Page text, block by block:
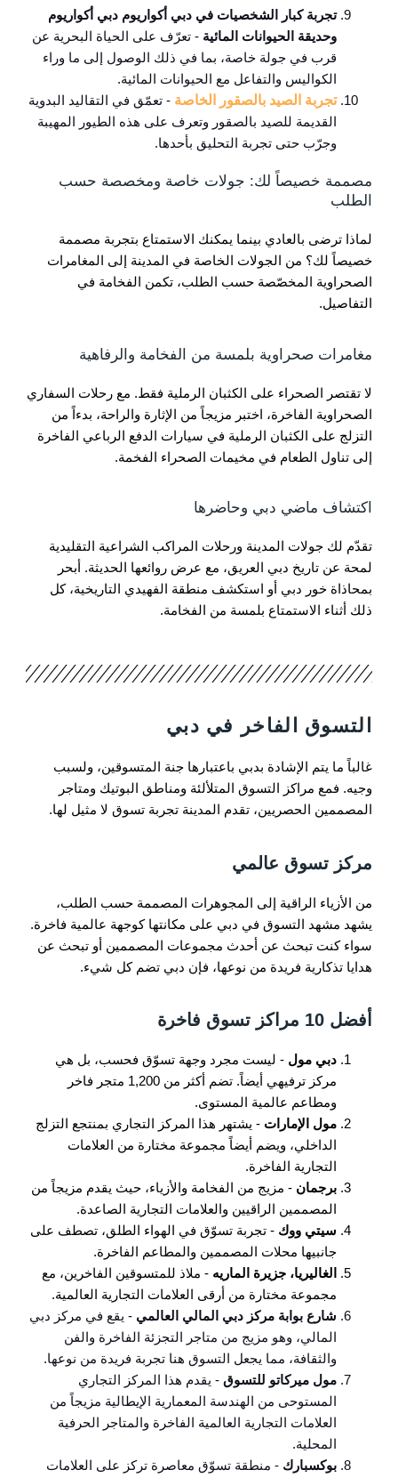
تجربة كبار الشخصيات في دبي أكواريوم دبي أكواريوم
وحديقة الحيوانات المائية - تعرّف على الحياة البحرية عن
قرب في جولة خاصة، بما في ذلك الوصول إلى ما وراء
الكواليس والتفاعل مع الحيوانات المائية.
تجربة الصيد بالصقور الخاصة - تعمّق في التقاليد البدوية
القديمة للصيد بالصقور وتعرف على هذه الطيور المهيبة
وجرّب حتى تجربة التحليق بأحدها.
مصممة خصيصاً لك: جولات خاصة ومخصصة حسب
الطلب
لماذا ترضى بالعادي بينما يمكنك الاستمتاع بتجربة مصممة
خصيصاً لك؟ من الجولات الخاصة في المدينة إلى المغامرات
الصحراوية المخصّصة حسب الطلب، تكمن الفخامة في
التفاصيل.
مغامرات صحراوية بلمسة من الفخامة والرفاهية
لا تقتصر الصحراء على الكثبان الرملية فقط. مع رحلات السفاري
الصحراوية الفاخرة، اختبر مزيجاً من الإثارة والراحة، بدءاً من
التزلج على الكثبان الرملية في سيارات الدفع الرباعي الفاخرة
إلى تناول الطعام في مخيمات الصحراء الفخمة.
اكتشاف ماضي دبي وحاضرها
تقدّم لك جولات المدينة ورحلات المراكب الشراعية التقليدية
لمحة عن تاريخ دبي العريق، مع عرض روائعها الحديثة. أبحر
بمحاذاة خور دبي أو استكشف منطقة الفهيدي التاريخية، كل
ذلك أثناء الاستمتاع بلمسة من الفخامة.
التسوق الفاخر في دبي
غالباً ما يتم الإشادة بدبي باعتبارها جنة المتسوقين، ولسبب
وجيه. فمع مراكز التسوق المتلألئة ومناطق البوتيك ومتاجر
المصممين الحصريين، تقدم المدينة تجربة تسوق لا مثيل لها.
مركز تسوق عالمي
من الأزياء الراقية إلى المجوهرات المصممة حسب الطلب،
يشهد مشهد التسوق في دبي على مكانتها كوجهة عالمية فاخرة.
سواء كنت تبحث عن أحدث مجموعات المصممين أو تبحث عن
هدايا تذكارية فريدة من نوعها، فإن دبي تضم كل شيء.
أفضل 10 مراكز تسوق فاخرة
دبي مول - ليست مجرد وجهة تسوّق فحسب، بل هي
مركز ترفيهي أيضاً. تضم أكثر من 1,200 متجر فاخر
ومطاعم عالمية المستوى.
مول الإمارات - يشتهر هذا المركز التجاري بمنتجع التزلج
الداخلي، ويضم أيضاً مجموعة مختارة من العلامات
التجارية الفاخرة.
برجمان - مزيج من الفخامة والأزياء، حيث يقدم مزيجاً من
المصممين الراقيين والعلامات التجارية الصاعدة.
سيتي ووك - تجربة تسوّق في الهواء الطلق، تصطف على
جانبيها محلات المصممين والمطاعم الفاخرة.
الغاليريا، جزيرة الماريه - ملاذ للمتسوقين الفاخرين، مع
مجموعة مختارة من أرقى العلامات التجارية العالمية.
شارع بوابة مركز دبي المالي العالمي - يقع في مركز دبي
المالي، وهو مزيج من متاجر التجزئة الفاخرة والفن
والثقافة، مما يجعل التسوق هنا تجربة فريدة من نوعها.
مول ميركاتو للتسوق - يقدم هذا المركز التجاري
المستوحى من الهندسة المعمارية الإيطالية مزيجاً من
العلامات التجارية العالمية الفاخرة والمتاجر الحرفية
المحلية.
بوكسبارك - منطقة تسوّق معاصرة تركز على العلامات